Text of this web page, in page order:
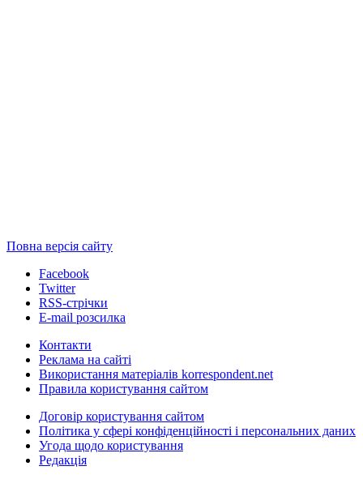
Повна версія сайту
Facebook
Twitter
RSS-стрічки
E-mail розсилка
Контакти
Реклама на сайті
Використання матеріалів korrespondent.net
Правила користування сайтом
Договір користування сайтом
Політика у сфері конфіденційності і персональних даних
Угода щодо користування
Редакція